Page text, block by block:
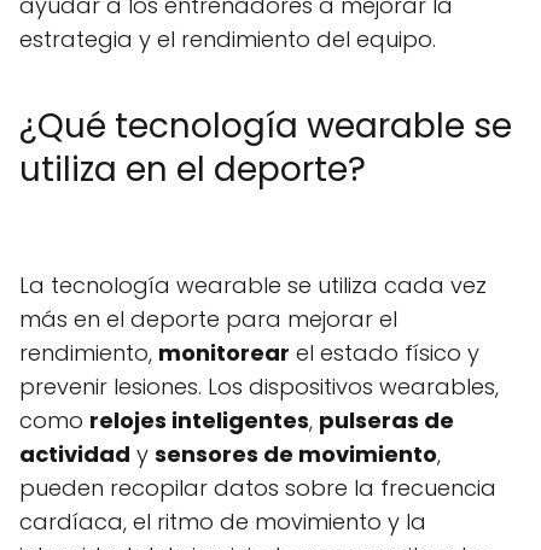
estrategia y el rendimiento del equipo.
¿Qué tecnología wearable se
utiliza en el deporte?
La tecnología wearable se utiliza cada vez
más en el deporte para mejorar el
rendimiento, monitorear el estado físico y
prevenir lesiones. Los dispositivos wearables,
como relojes inteligentes, pulseras de
actividad y sensores de movimiento,
pueden recopilar datos sobre la frecuencia
cardíaca, el ritmo de movimiento y la